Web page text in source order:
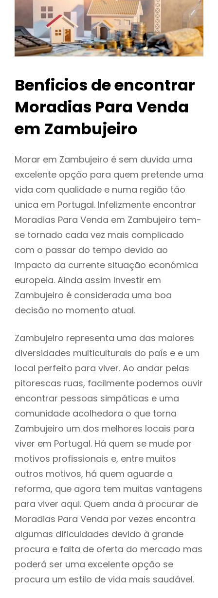
Benficios de encontrar
Moradias Para Venda
em Zambujeiro
Morar em Zambujeiro é sem duvida uma
excelente opção para quem pretende uma
vida com qualidade e numa região táo
unica em Portugal. Infelizmente encontrar
Moradias Para Venda em Zambujeiro tem-
se tornado cada vez mais complicado
com o passar do tempo devido ao
impacto da currente situação económica
europeia. Ainda assim Investir em
Zambujeiro é considerada uma boa
decisão no momento atual.
Zambujeiro representa uma das maiores
diversidades multiculturais do país e e um
local perfeito para viver. Ao andar pelas
pitorescas ruas, facilmente podemos ouvir
encontrar pessoas simpáticas e uma
comunidade acolhedora o que torna
Zambujeiro um dos melhores locais para
viver em Portugal. Há quem se mude por
motivos profissionais e, entre muitos
outros motivos, há quem aguarde a
reforma, que agora tem muitas vantagens
para viver aqui. Quem anda à procurar de
Moradias Para Venda por vezes encontra
algumas dificuldades devido à grande
procura e falta de oferta do mercado mas
poderá ser uma excelente opção se
procura um estilo de vida mais saudável.